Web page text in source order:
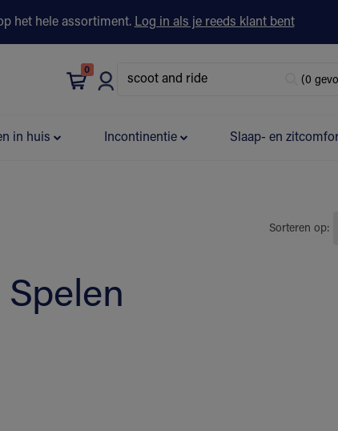
het hele assortiment. Log in als je reeds klant bent
& Partners▾
0
(0
in huis Incontinentie Slaap- en
Sorteren op:
Spelen